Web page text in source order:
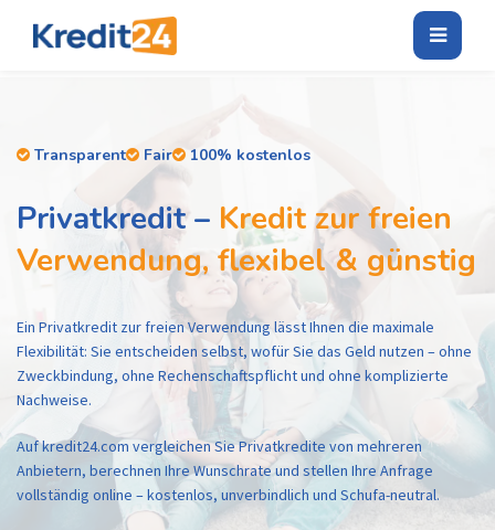
Transparent Fair 100% kostenlos
Privatkredit – Kredit zur freien
Verwendung, flexibel & günstig
Ein Privatkredit zur freien Verwendung lässt Ihnen die maximale
Flexibilität: Sie entscheiden selbst, wofür Sie das Geld nutzen – ohne
Zweckbindung, ohne Rechenschaftspflicht und ohne komplizierte
Nachweise.
Auf kredit24.com vergleichen Sie Privatkredite von mehreren
Anbietern, berechnen Ihre Wunschrate und stellen Ihre Anfrage
vollständig online – kostenlos, unverbindlich und Schufa-neutral.